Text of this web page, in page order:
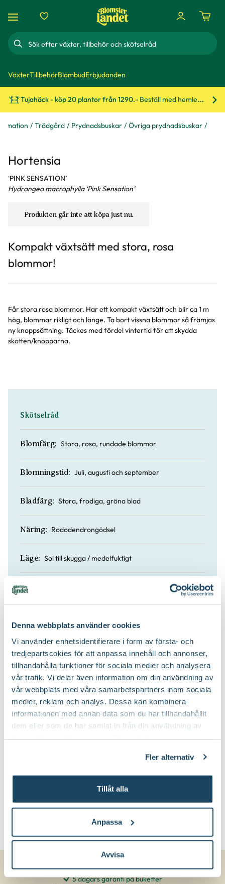
Denna webbplats använder cookies
Vi använder enhetsidentifierare i form av första- och
tredjepartscokies för att anpassa innehåll och annonser,
tillhandahålla funktioner för sociala medier och analysera
vår trafik. Vi delar även information om din användning av
vår webbplats med våra samarbetspartners inom sociala
medier, reklam och analys. Dessa kan kombinera
informationen med annan data som du har tillhandahållit
dem eller som de har samlat in från din användning av
Fler alternativ
Tillåt alla
Anpassa
Avvisa
Sök
VäxterTillbehörBlombudErbjudanden
Tujahäck - köp 20 plantor från 1290.- Beställ med hemleverans!
Trädgård Prydnadsbuskar Övriga prydnadsbuskar
Hortensia
‘PINK SENSATION’
Hydrangea macrophylla ‘Pink Sensation’
Produkten går inte att köpa just nu.
Kompakt växtsätt med stora, rosa
blommor!
Får stora rosa blommor. Har ett kompakt växtsätt och blir ca 1 m
hög, blommar rikligt och länge. Ta bort vissna blommor så främjas
ny knoppsättning. Täckes med fördel vintertid för att skydda
skotten/knopparna.
Skötselråd
Blomfärg: Stora, rosa, rundade blommor
Blomningstid: Juli, augusti och september
Bladfärg: Stora, frodiga, gröna blad
Näring: Rododendrongödsel
Läge: Sol till skugga / medelfuktigt
Höjd:
Vintergrön: Nej
Jordprodukter:
Växtsätt: Rundat och buskigt
Beskärningstid: På våren
Beskär bort nedfrusna grenar in till
5 dagars garanti på buketter